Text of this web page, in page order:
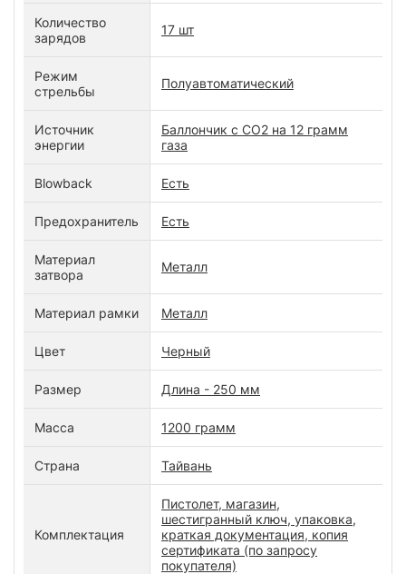
Количество
зарядов
17 шт
Режим
стрельбы
Полуавтоматический
Источник
энергии
Баллончик с СО2 на 12 грамм
газа
Blowback Есть
Предохранитель Есть
Материал
затвора
Металл
Материал рамки Металл
Цвет Черный
Размер Длина - 250 мм
Масса 1200 грамм
Страна Тайвань
Комплектация
Пистолет, магазин,
шестигранный ключ, упаковка,
краткая документация, копия
сертификата (по запросу
покупателя)